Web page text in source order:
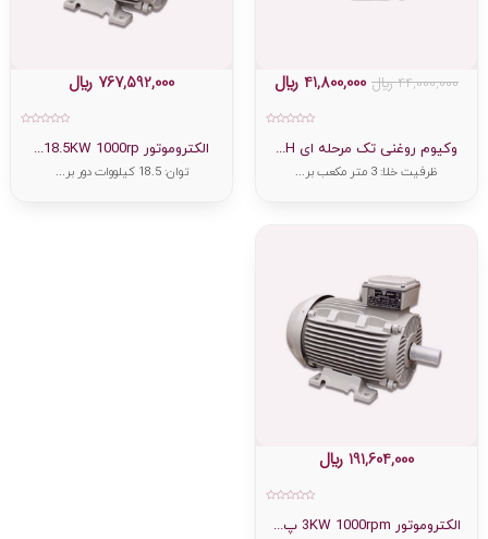
وکیوم روغنی تک مرحله ای H...
44,000,000﷼ 41,800,000 ﷼
ظرفیت خلا: 3 متر مکعب بر...
الکتروموتور 18.5KW 1000rp...
767,592,000 ﷼
توان: 18.5 کیلووات دور بر...
الکتروموتور 3KW 1000rpm پ...
191,604,000 ﷼